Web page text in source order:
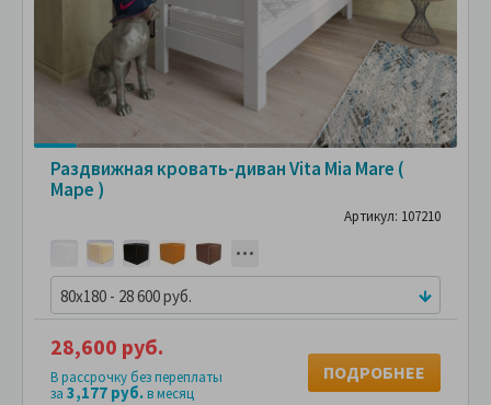
Раздвижная кровать-диван Vita Mia Mare (
Маре )
Артикул: 107210
80x180 - 28 600 руб.
28,600 руб.
В рассрочку без переплаты
за 3,177 руб.в месяц
ПОДРОБНЕЕ